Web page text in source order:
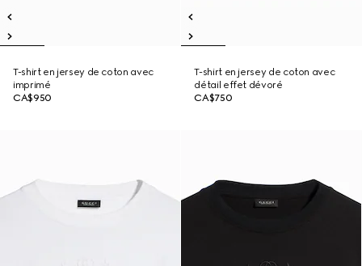
T-shirt en jersey de coton avec
imprimé
CA$950
T-shirt en jersey de coton avec
détail effet dévoré
CA$750